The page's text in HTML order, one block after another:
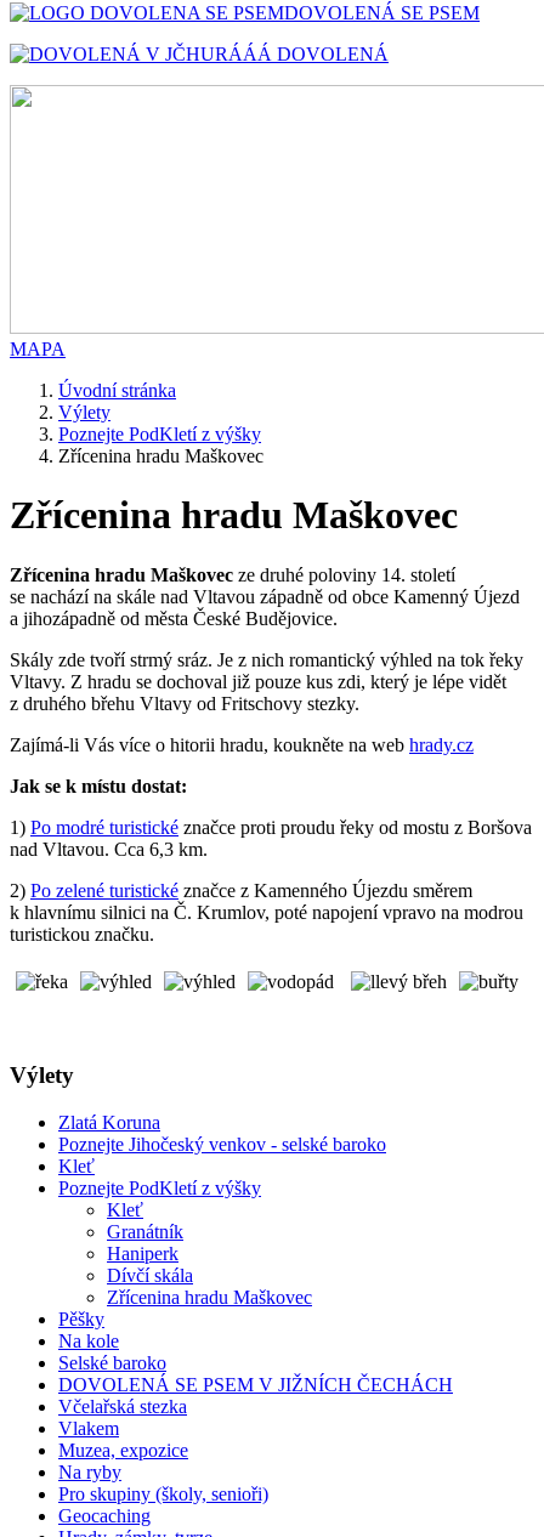
DOVOLENÁ SE PSEM
HURÁÁÁ DOVOLENÁ
MAPA
Úvodní stránka
Výlety
Poznejte PodKletí z výšky
Zřícenina hradu Maškovec
Zřícenina hradu Maškovec
Zřícenina hradu Maškovec ze druhé poloviny 14. století
se nachází na skále nad Vltavou západně od obce Kamenný Újezd
a jihozápadně od města České Budějovice.
Skály zde tvoří strmý sráz. Je z nich romantický výhled na tok řeky
Vltavy. Z hradu se dochoval již pouze kus zdi, který je lépe vidět
z druhého břehu Vltavy od Fritschovy stezky.
Zajímá-li Vás více o hitorii hradu, koukněte na web hrady.cz
Jak se k místu dostat:
1) Po modré turistické značce proti proudu řeky od mostu z Boršova
nad Vltavou. Cca 6,3 km.
2) Po zelené turistické značce z Kamenného Újezdu směrem
k hlavnímu silnici na Č. Krumlov, poté napojení vpravo na modrou
turistickou značku.
Výlety
Zlatá Koruna
Poznejte Jihočeský venkov - selské baroko
Kleť
Poznejte PodKletí z výšky
Kleť
Granátník
Haniperk
Dívčí skála
Zřícenina hradu Maškovec
Pěšky
Na kole
Selské baroko
DOVOLENÁ SE PSEM V JIŽNÍCH ČECHÁCH
Včelařská stezka
Vlakem
Muzea, expozice
Na ryby
Pro skupiny (školy, senioři)
Geocaching